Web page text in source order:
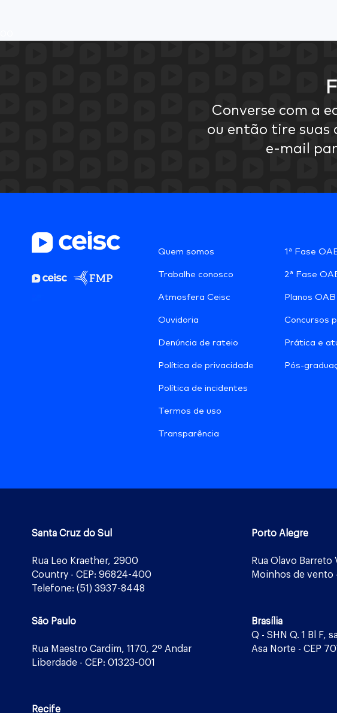
Converse com a
ou então tire suas
e-mail
Quem somos
Trabalhe conosco
Atmosfera Ceisc
Ouvidoria
Denúncia de rateio
Política de privacidade
Política de incidentes
Termos de uso
Transparência
1ª Fase
2ª Fase
Planos OAB
Concursos
Prática e
Pós-
Santa Cruz do Sul
Rua Leo Kraether, 2900
Country - CEP: 96824-400
Telefone: (51) 3937-8448
Porto Alegre
Rua Olavo Barreto
Moinhos de vento
São Paulo
Rua Maestro Cardim, 1170, 2º Andar
Liberdade - CEP: 01323-001
Brasília
Q - SHN Q. 1 Bl F,
Asa Norte - CEP
Recife